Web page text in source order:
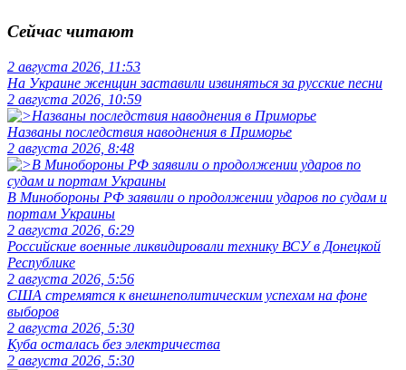
Сейчас читают
2 августа 2026, 11:53
На Украине женщин заставили извиняться за русские песни
2 августа 2026, 10:59
Названы последствия наводнения в Приморье
2 августа 2026, 8:48
В Минобороны РФ заявили о продолжении ударов по судам и
портам Украины
2 августа 2026, 6:29
Российские военные ликвидировали технику ВСУ в Донецкой
Республике
2 августа 2026, 5:56
США стремятся к внешнеполитическим успехам на фоне
выборов
2 августа 2026, 5:30
Куба осталась без электричества
2 августа 2026, 5:30